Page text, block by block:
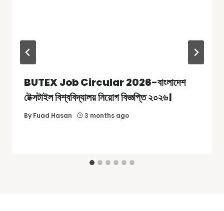
BUTEX Job Circular 2026-বাংলাদেশ
টেক্সটাইল বিশ্ববিদ্যালয় নিয়োগ বিজ্ঞপ্তি ২০২৬।
By Fuad Hasan 3 months ago